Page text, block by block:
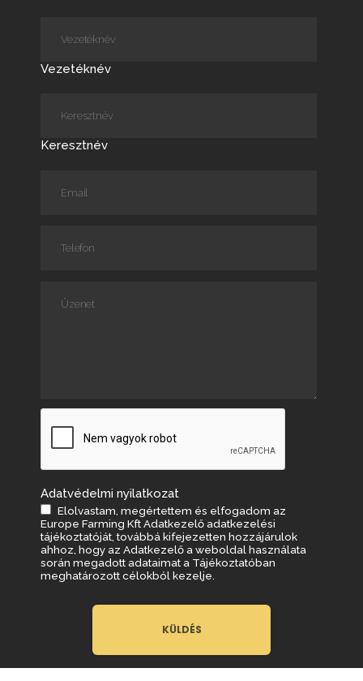
Vezetéknév
Keresztnév
Adatvédelmi nyilatkozat
Elolvastam, megértettem és elfogadom az
Europe Farming KftAdatkezelő adatkezelési
tájékoztatóját , továbbá kifejezetten hozzájárulok
ahhoz, hogy az Adatkezelő a weboldal használata
során megadott adataimat a Tájékoztatóban
meghatározott célokból kezelje.
KÜLDÉS